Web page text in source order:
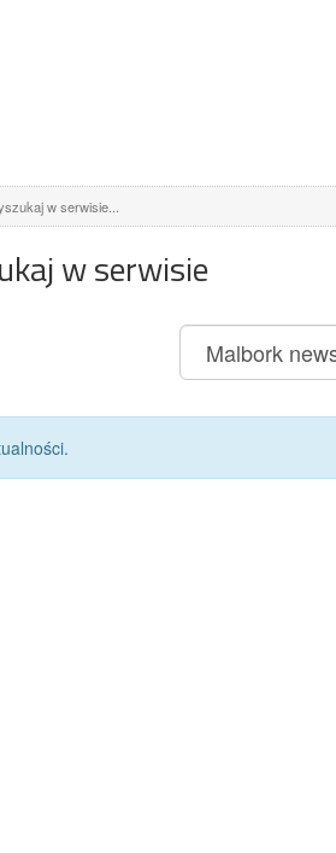
w serwisie...
w serwisie